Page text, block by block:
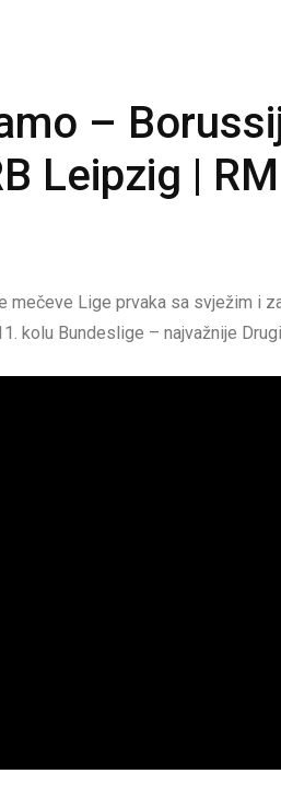
–
Leipzig |
Lige prvaka sa svježim i
kolu Bundeslige – najvažnije